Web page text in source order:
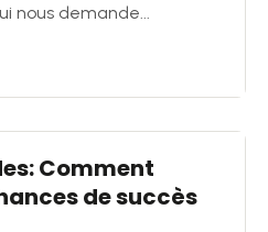
nous demande...
Comment
de succès